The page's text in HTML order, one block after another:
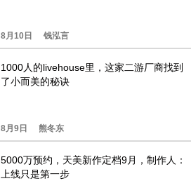
8月10日 钱泓言
1000人的livehouse里，这家二游厂商找到
了小而美的秘诀
8月9日 熊冬东
5000万预约，天美新作定档9月，制作人：
上线只是第一步